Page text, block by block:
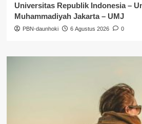
Universitas Republik Indonesia –
Muhammadiyah Jakarta – UMJ
PBN-daunhoki 6 Agustus 2026 0